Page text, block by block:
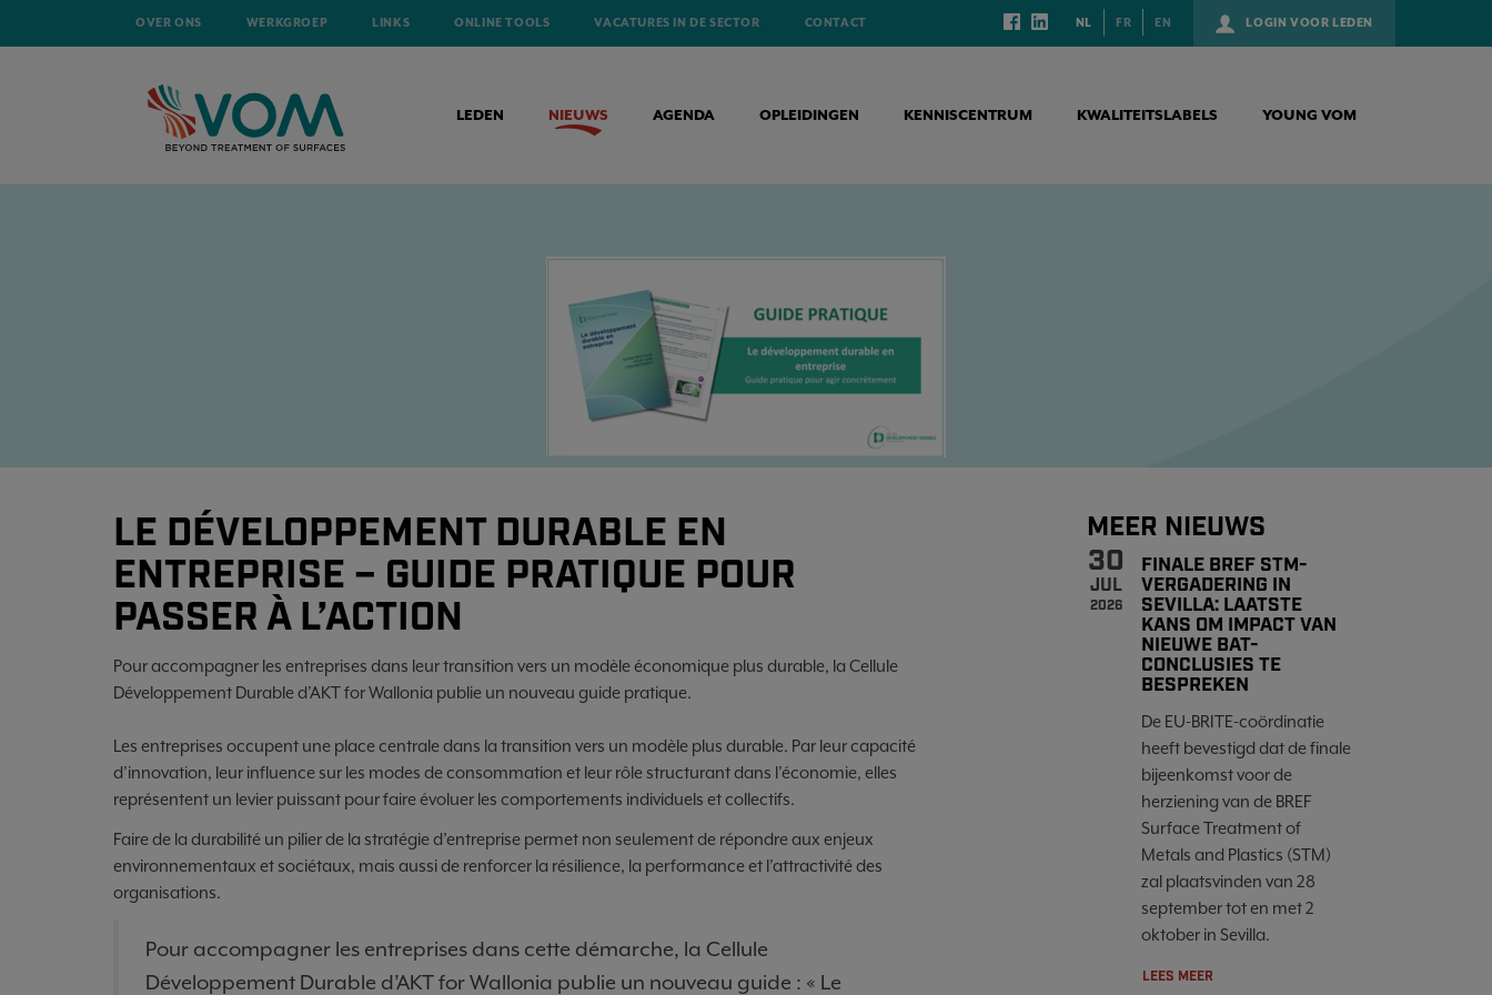
OVER ONS WERKGROEP LINKS ONLINE TOOLS VACATURES IN DE SECTOR CONTACT LOGIN VOOR LEDEN
NL FR EN
LEDEN NIEUWS AGENDA OPLEIDINGEN KENNISCENTRUM KWALITEITSLABELS YOUNG VOM
NIEUWS LE DÉVELOPPEMENT DURABLE EN ENTREPRISE – GUIDE PRATIQUE POUR PASSER À L’ACTION
LE DÉVELOPPEMENT DURABLE EN
ENTREPRISE – GUIDE PRATIQUE POUR
PASSER À L’ACTION
Pour accompagner les entreprises dans leur transition vers un modèle économique plus durable, la Cellule
Développement Durable d’AKT for Wallonia publie un nouveau guide pratique.
Les entreprises occupent une place centrale dans la transition vers un modèle plus durable. Par leur capacité
d’innovation, leur influence sur les modes de consommation et leur rôle structurant dans l’économie, elles
représentent un levier puissant pour faire évoluer les comportements individuels et collectifs.
Faire de la durabilité un pilier de la stratégie d’entreprise permet non seulement de répondre aux enjeux
environnementaux et sociétaux, mais aussi de renforcer la résilience, la performance et l’attractivité des
organisations.
Pour accompagner les entreprises dans cette démarche, la Cellule
Développement Durable d’AKT for Wallonia publie un nouveau guide : « Le
MEER NIEUWS
30
JUL
2026
FINALE BREF STM-
VERGADERING IN
SEVILLA: LAATSTE
KANS OM IMPACT VAN
NIEUWE BAT-
CONCLUSIES TE
BESPREKEN
De EU-BRITE-coördinatie
heeft bevestigd dat de finale
bijeenkomst voor de
herziening van de BREF
Surface Treatment of
Metals and Plastics (STM)
zal plaatsvinden van 28
september tot en met 2
oktober in Sevilla.
LEES MEER